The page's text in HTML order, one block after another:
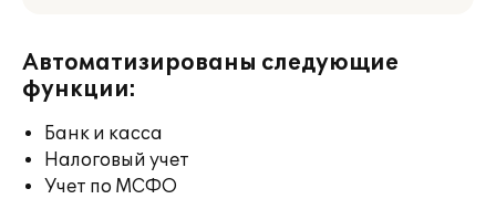
Автоматизированы следующие
функции:
Банк и касса
Налоговый учет
Учет по МСФО